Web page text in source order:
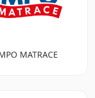
MATRACE